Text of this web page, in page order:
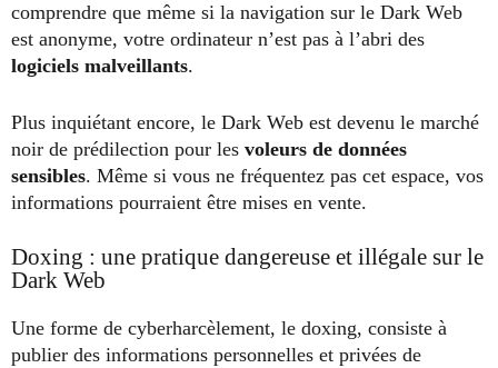
comprendre que même si la navigation sur le Dark Web
est anonyme, votre ordinateur n’est pas à l’abri des
logiciels malveillants.
Plus inquiétant encore, le Dark Web est devenu le marché
noir de prédilection pour les voleurs de données
sensibles. Même si vous ne fréquentez pas cet espace, vos
informations pourraient être mises en vente.
Doxing : une pratique dangereuse et illégale sur le
Dark Web
Une forme de cyberharcèlement, le doxing, consiste à
publier des informations personnelles et privées de